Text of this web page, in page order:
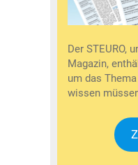
Der STEURO,
Magazin,
um das
wissen